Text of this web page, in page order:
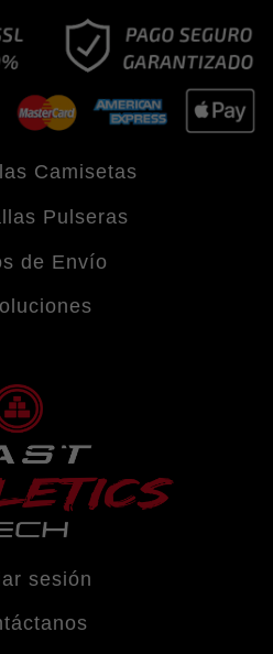
de
producto
múltiples
variantes.
Las
opciones
se
pueden
elegir
en
la
página
de
Camisetas
Pulseras
de Envío
sesión